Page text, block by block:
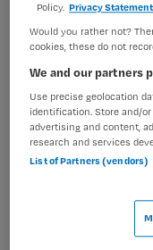
ERVARING
Ervaren
Vacature
Deze vacature
Hartlounge -
ziekenhuis is niet
Policy. Privacy Statement
Would you rather not?
cookies, these do not
We and our partners
Use precise geolocation
identification. Store and/
advertising and content,
research and services
List of Partners (vendors)